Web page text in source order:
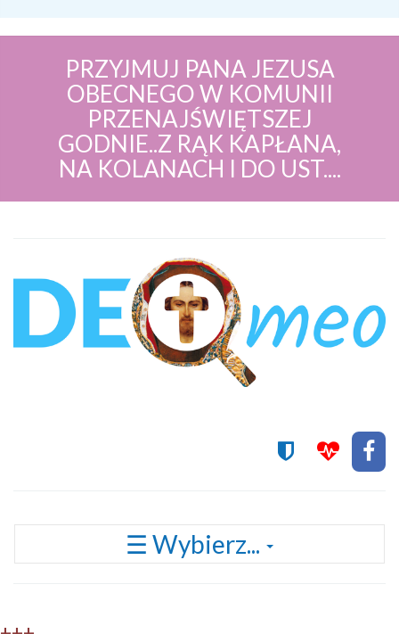
PRZYJMUJ PANA JEZUSA
OBECNEGO W KOMUNII
PRZENAJŚWIĘTSZEJ
GODNIE..Z RĄK KAPŁANA,
NA KOLANACH I DO UST....
Przełącz
☰ Wybierz...